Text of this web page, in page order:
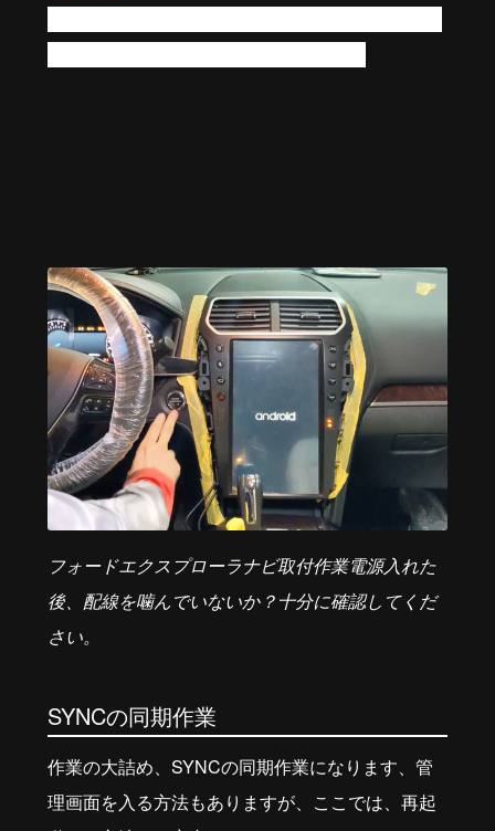
フォードエクスプローラナビ取付作業電源入れた
後、配線を噛んでいないか？十分に確認してくだ
さい。
SYNCの同期作業
作業の大詰め、SYNCの同期作業になります、管
理画面を入る方法もありますが、ここでは、再起